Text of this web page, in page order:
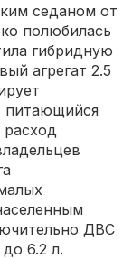
седаном от
полюбилась
гибридную
агрегат 2.5
питающийся
расход
ДВС
6.2 л.